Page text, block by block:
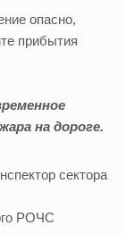
опасно,
прибытия
на дороге.
сектора
РОЧС